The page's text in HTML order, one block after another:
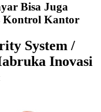
Bisa Juga
Kontrol Kantor
System /
Inovasi